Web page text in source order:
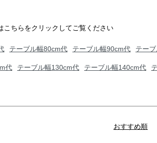
こちらをクリックしてご覧ください
テーブル幅80cm代 テーブル幅90cm代 テー
代 テーブル幅130cm代 テーブル幅140cm代
おすすめ順